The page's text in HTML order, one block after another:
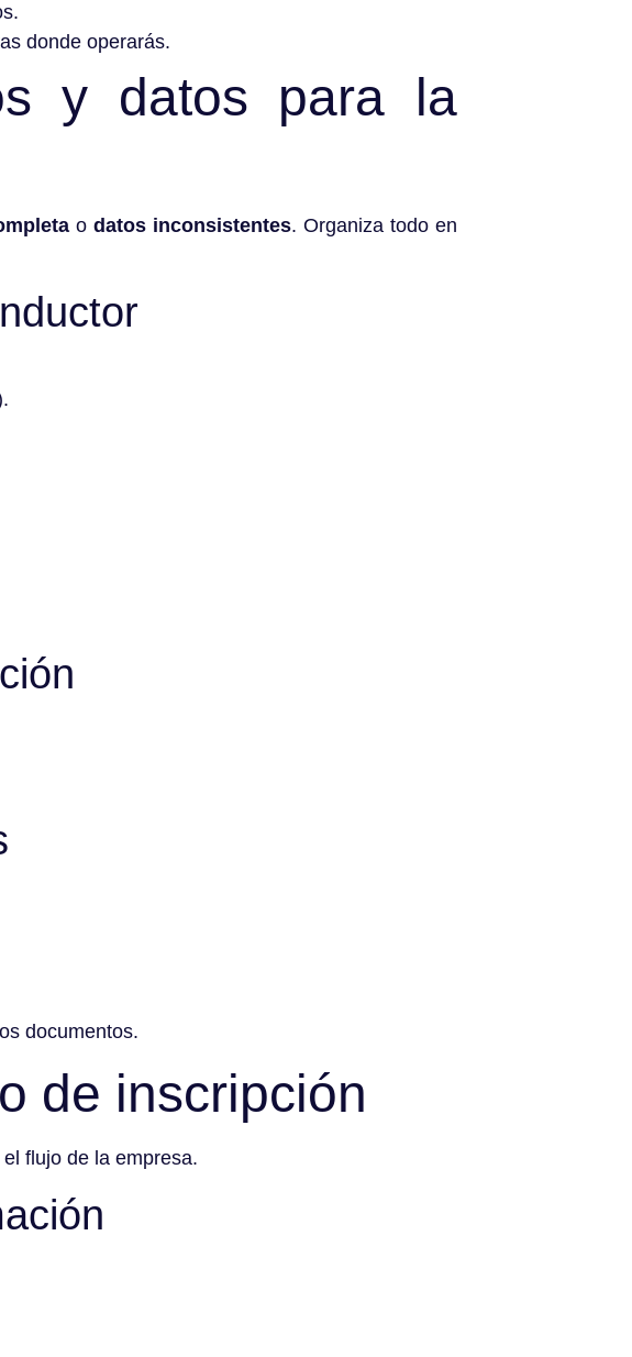
donde operarás.
y datos para la
o datos inconsistentes. Organiza todo en
documentos.
de inscripción
flujo de la empresa.